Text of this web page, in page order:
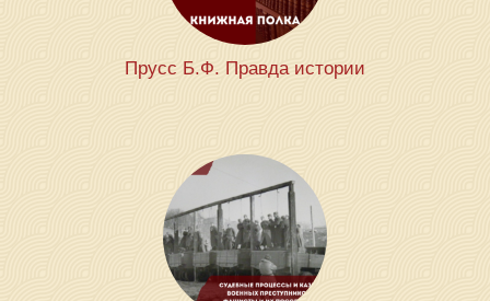
Прусс Б.Ф. Правда истории